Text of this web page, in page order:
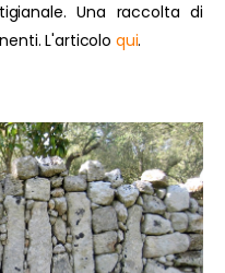
Una raccolta di
L'articolo qui.